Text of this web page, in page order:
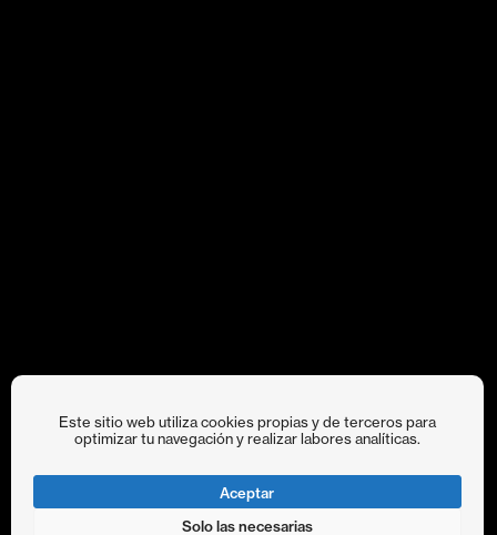
Este sitio web utiliza cookies propias y de terceros para
optimizar tu navegación y realizar labores analíticas.
Aceptar
Solo las necesarias